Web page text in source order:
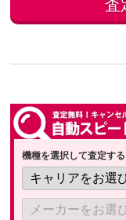
機種を選択して査定する